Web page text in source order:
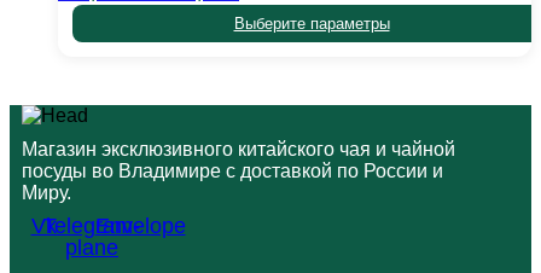
цен:
712,50 ₽
Выберите параметры
имеет
вариаций.
Опции
можно
выбрать
на
странице
Магазин эксклюзивного китайского чая и чайной
посуды во Владимире с доставкой по России и
Миру.
VkTelegram-
plane
Envelope